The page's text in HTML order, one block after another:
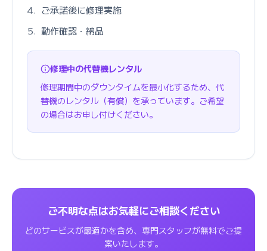
ご承諾後に修理実施
動作確認・納品
修理中の代替機レンタル
修理期間中のダウンタイムを最小化するため、代
替機のレンタル（有償）を承っています。ご希望
の場合はお申し付けください。
ご不明な点はお気軽にご相談ください
どのサービスが最適かを含め、専門スタッフが無料でご提
案いたします。